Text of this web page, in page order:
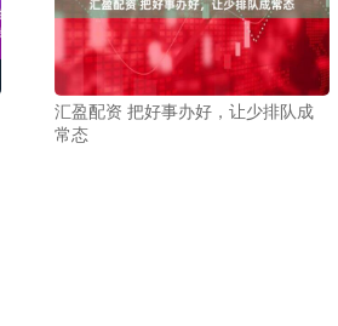
汇盈配资 把好事办好，让少排队成
常态